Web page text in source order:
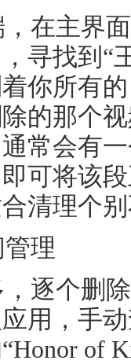
在主界
寻找到“
你所有
的那个
常会有
可将该
清理个
理
逐个删
用，手
of